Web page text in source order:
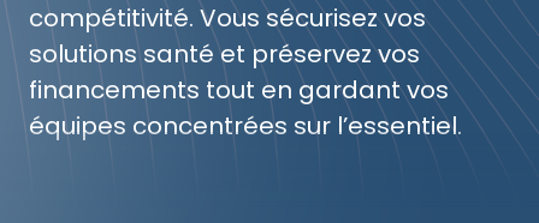
compétitivité. Vous sécurisez vos
solutions santé et préservez vos
financements tout en gardant vos
équipes concentrées sur l’essentiel.